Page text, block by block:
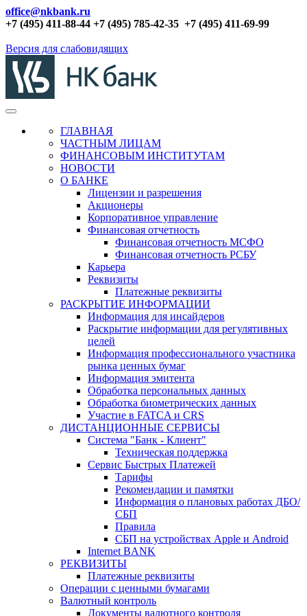
office@nkbank.ru
+7 (495) 411-88-44 +7 (495) 785-42-35 +7 (495) 411-69-99
Версия для слабовидящих
ГЛАВНАЯ
ЧАСТНЫМ ЛИЦАМ
ФИНАНСОВЫМ ИНСТИТУТАМ
НОВОСТИ
О БАНКЕ
Лицензии и разрешения
Акционеры
Корпоративное управление
Финансовая отчетность
Финансовая отчетность МСФО
Финансовая отчетность РСБУ
Карьера
Реквизиты
Платежные реквизиты
РАСКРЫТИЕ ИНФОРМАЦИИ
Информация для инсайдеров
Раскрытие информации для регулятивных
целей
Информация профессионального участника
рынка ценных бумаг
Информация эмитента
Обработка персональных данных
Обработка биометрических данных
Участие в FATCA и CRS
ДИСТАНЦИОННЫЕ СЕРВИСЫ
Система "Банк - Клиент"
Техническая поддержка
Сервис Быстрых Платежей
Тарифы
Рекомендации и памятки
Информация о плановых работах ДБО/
СБП
Правила
СБП на устройствах Apple и Android
Internet BANK
РЕКВИЗИТЫ
Платежные реквизиты
Операции с ценными бумагами
Валютный контроль
Документы валютного контроля